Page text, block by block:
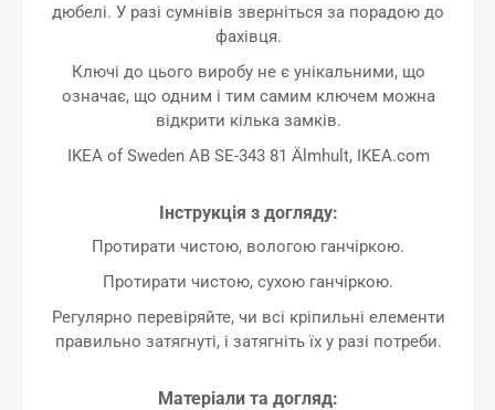
дюбелі. У разі сумнівів зверніться за порадою до
фахівця.
Ключі до цього виробу не є унікальними, що
означає, що одним і тим самим ключем можна
відкрити кілька замків.
IKEA of Sweden AB SE-343 81 Älmhult, IKEA.com
Інструкція з догляду:
Протирати чистою, вологою ганчіркою.
Протирати чистою, сухою ганчіркою.
Регулярно перевіряйте, чи всі кріпильні елементи
правильно затягнуті, і затягніть їх у разі потреби.
Матеріали та догляд: